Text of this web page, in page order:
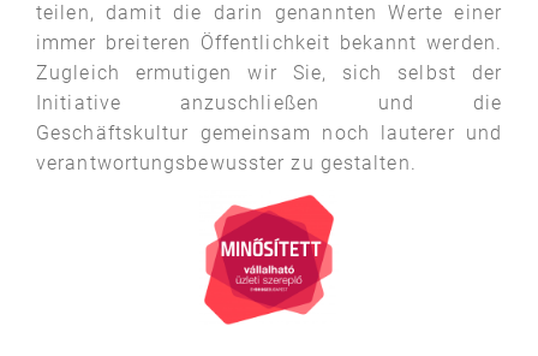
teilen, damit die darin genannten Werte einer
immer breiteren Öffentlichkeit bekannt werden.
Zugleich ermutigen wir Sie, sich selbst der
Initiative anzuschließen und die
Geschäftskultur gemeinsam noch lauterer und
verantwortungsbewusster zu gestalten.